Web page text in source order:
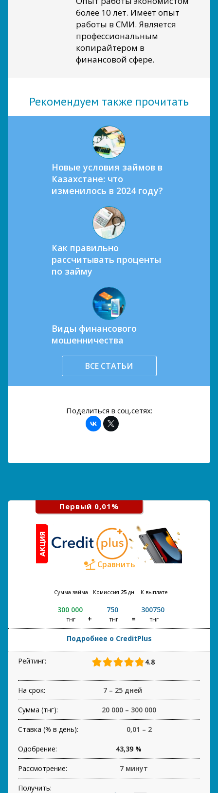
более 10 лет. Имеет опыт
работы в СМИ. Является
профессиональным
копирайтером в
финансовой сфере.
Рекомендуем также прочитать
Новые условия займов в
Казахстане: что
изменилось в 2024 году?
Как правильно
рассчитывать проценты
по займу
Виды финансового
мошенничества
ВСЕ СТАТЬИ
Поделиться в соц.сетях:
Первый 0,01%
Сравнить
Сумма займа
300 000
тнг
Комиссия 25 дн
750
тнг
К выплате
300750
тнг
Подробнее о CreditPlus
Рейтинг: 4.8
На срок: 7 – 25 дней
Сумма (тнг): 20 000 – 300 000
Ставка (% в день): 0,01 – 2
Одобрение: 43,39 %
Рассмотрение: 7 минут
Получить: